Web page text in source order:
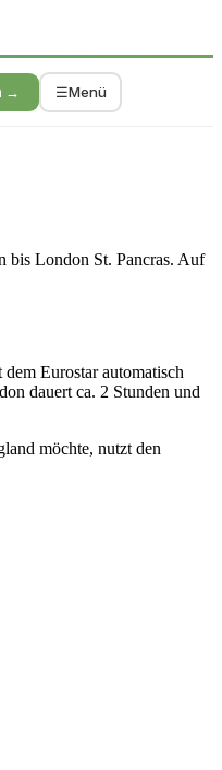
→ ☰Menü
bis London St. Pancras. Auf
Eurostar automatisch
dauert ca. 2 Stunden und
möchte, nutzt den